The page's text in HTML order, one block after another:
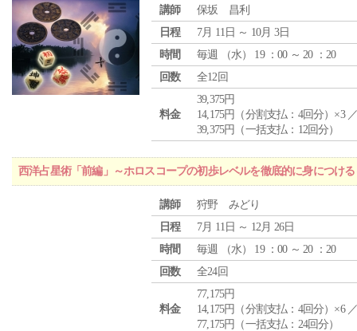
講師
保坂 昌利
日程
7月 11日 ～ 10月 3日
時間
毎週 （水） 19 ：00 ～ 20 ：20
回数
全12回
料金
39,375円
14,175円（分割支払：4回分）×3
39,375円（一括支払：12回分）
西洋占星術「前編」～ホロスコープの初歩レベルを徹底的に身につける
講師
狩野 みどり
日程
7月 11日 ～ 12月 26日
時間
毎週 （水） 19 ：00 ～ 20 ：20
回数
全24回
料金
77,175円
14,175円（分割支払：4回分）×6
77,175円（一括支払：24回分）